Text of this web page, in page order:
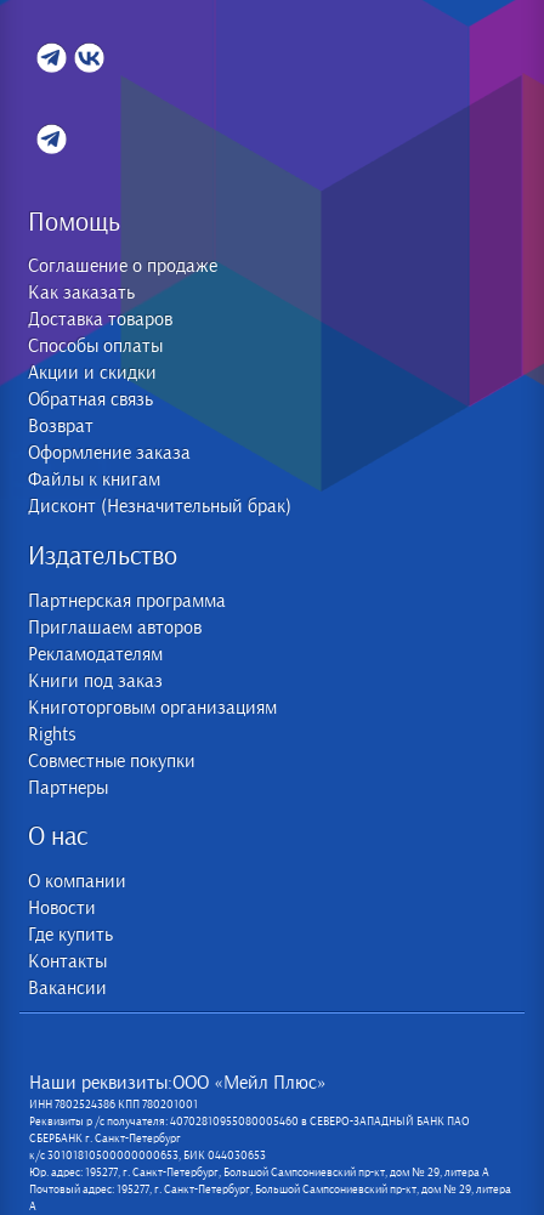
Помощь
Соглашение о продаже
Как заказать
Доставка товаров
Способы оплаты
Акции и скидки
Обратная связь
Возврат
Оформление заказа
Файлы к книгам
Дисконт (Незначительный брак)
Издательство
Партнерская программа
Приглашаем авторов
Рекламодателям
Книги под заказ
Книготорговым организациям
Rights
Совместные покупки
Партнеры
О нас
О компании
Новости
Где купить
Контакты
Вакансии
Наши реквизиты:ООО «Мейл Плюс»
ИНН 7802524386 КПП 780201001
Реквизиты р /с получателя: 40702810955080005460 в СЕВЕРО-ЗАПАДНЫЙ БАНК ПАО
СБЕРБАНК г. Санкт-Петербург
к/с 30101810500000000653, БИК 044030653
Юр. адрес: 195277, г. Санкт-Петербург, Большой Сампсониевский пр-кт, дом № 29, литера А
Почтовый адрес: 195277, г. Санкт-Петербург, Большой Сампсониевский пр-кт, дом № 29, литера
А